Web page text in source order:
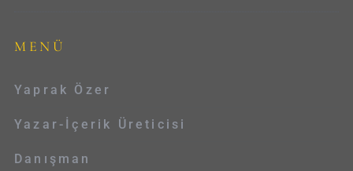
MENÜ
Yaprak Özer
Yazar-İçerik Üreticisi
Danışman